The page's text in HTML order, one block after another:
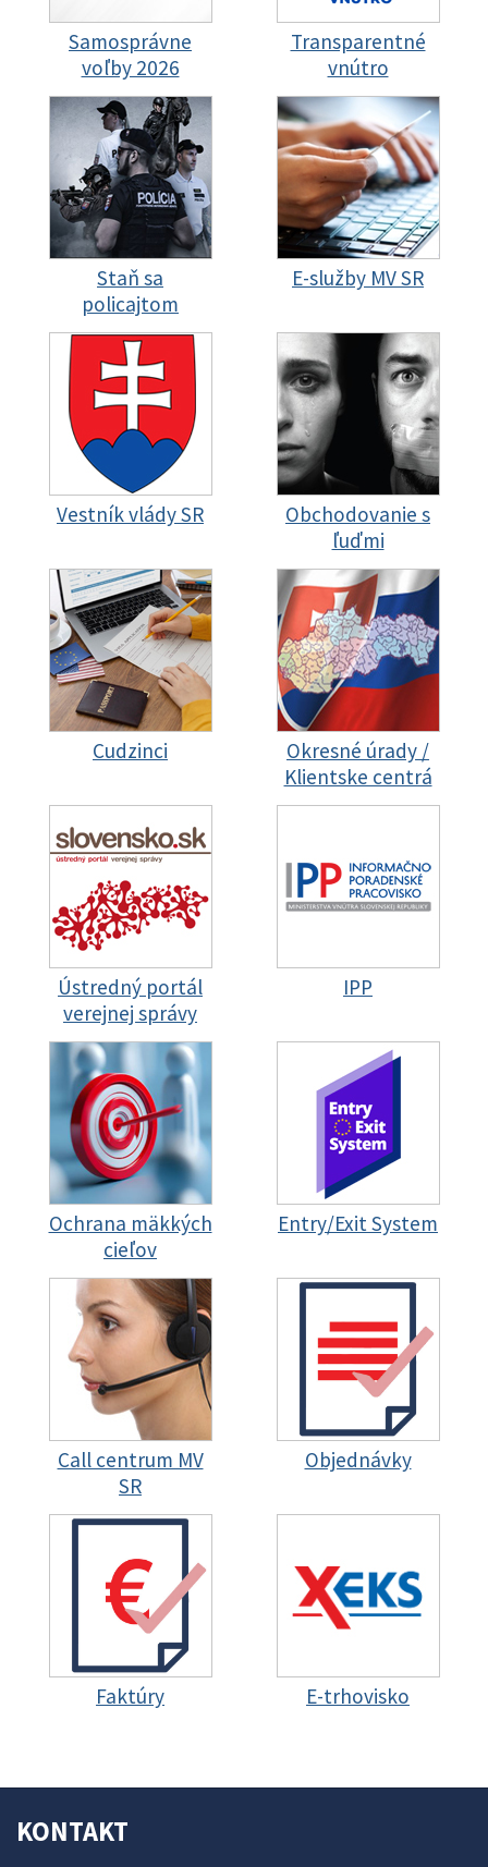
Samosprávne
voľby 2026
Transparentné
vnútro
Staň sa
policajtom
E-služby MV SR
Vestník vlády SR
Obchodovanie s
ľuďmi
Cudzinci
Okresné úrady /
Klientske centrá
Ústredný portál
verejnej správy
IPP
Ochrana mäkkých
cieľov
Entry/Exit System
Call centrum MV
SR
Objednávky
Faktúry E-trhovisko
KONTAKT